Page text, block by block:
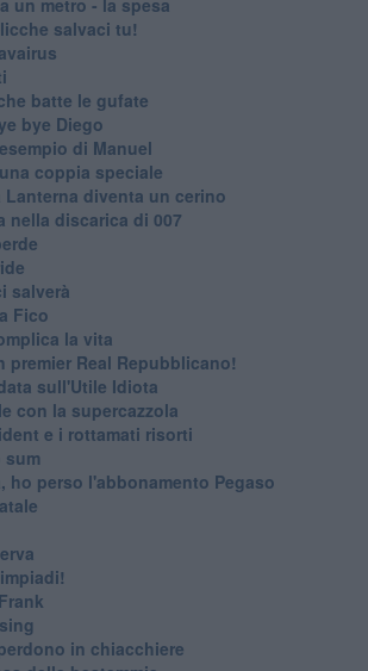
salvaci tu!
batte le gufate
bye Diego
di Manuel
coppia speciale
Lanterna diventa un cerino
nella discarica di 007
salverà
Fico
la vita
premier Real Repubblicano!
sull'Utile Idiota
con la supercazzola
e i rottamati risorti
sum
ho perso l'abbonamento Pegaso
in chiacchiere